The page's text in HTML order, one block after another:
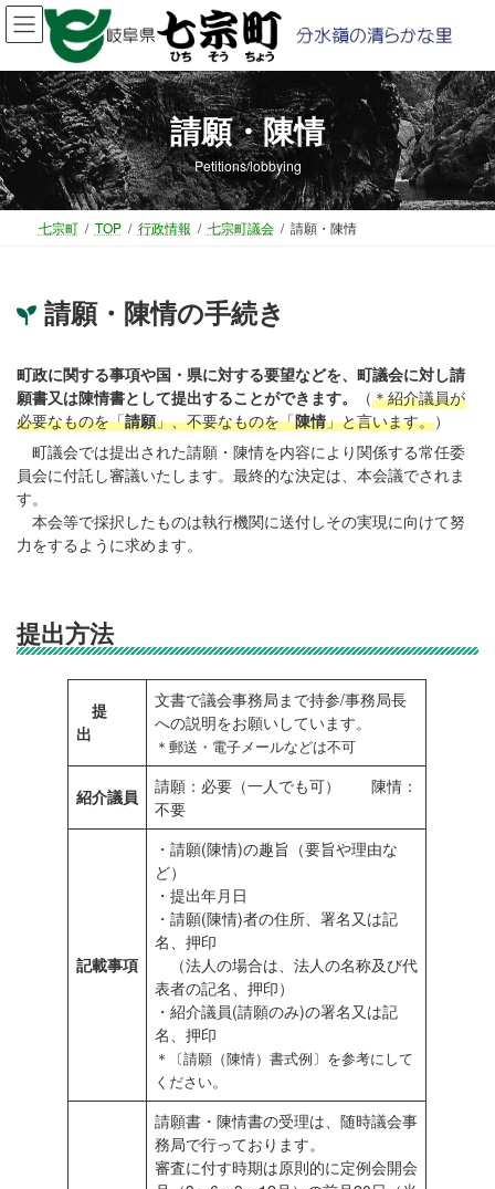
コ
ン
ン
ツ
へ
ス
キ
ッ
ナ
ビ
ー
シ
ョ
ン
に
移
請願・陳情
Petitions/lobbying
七宗町 TOP 行政情報 七宗町議会 請願・陳情
請願・陳情の手続き
町政に関する事項や国・県に対する要望などを、町議会に対し請
願書又は陳情書として提出することができます。
（＊紹介議員が
必要なものを「請願」、不要なものを「陳情」と言います。）
町議会では提出された請願・陳情を内容により関係する常任委
員会に付託し審議いたします。最終的な決定は、本会議でされま
す。
本会等で採択したものは執行機関に送付しその実現に向けて努
力をするように求めます。
提出方法
提
出
文書で議会事務局まで持参/事務局長
への説明をお願いしています。
＊郵送・電子メールなどは不可
紹介議員
請願：必要（一人でも可） 陳情：
不要
記載事項
・請願(陳情)の趣旨（要旨や理由な
ど）
・提出年月日
・請願(陳情)者の住所、署名又は記
名、押印
（法人の場合は、法人の名称及び代
表者の記名、押印）
・紹介議員(請願のみ)の署名又は記
名、押印
＊〔請願（陳情）書式例〕を参考にして
ください。
請願書・陳情書の受理は、随時議会事
務局で行っております。
審査に付す時期は原則的に定例会開会